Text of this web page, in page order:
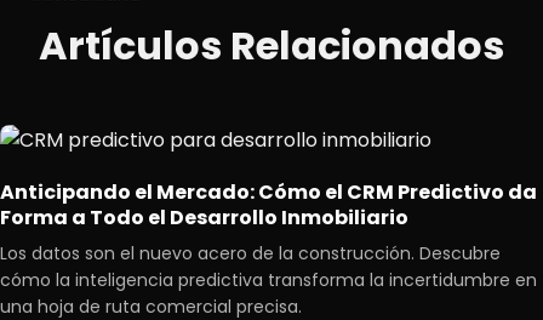
Artículos Relacionados
Anticipando el Mercado: Cómo el CRM Predictivo da
Forma a Todo el Desarrollo Inmobiliario
Los datos son el nuevo acero de la construcción. Descubre
cómo la inteligencia predictiva transforma la incertidumbre en
una hoja de ruta comercial precisa.